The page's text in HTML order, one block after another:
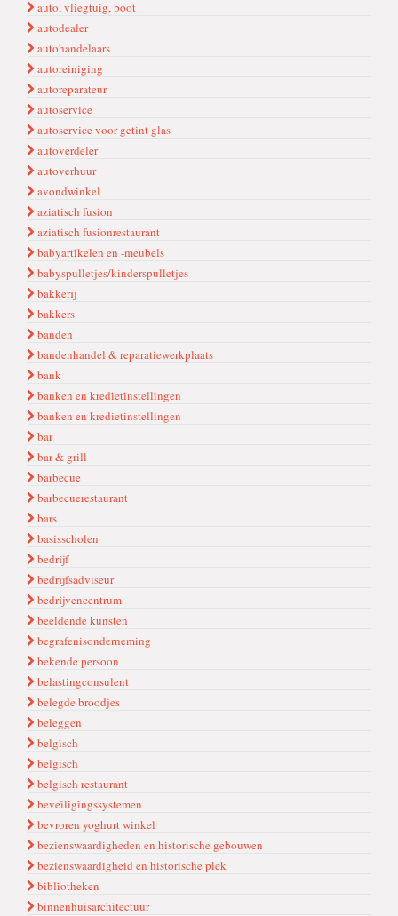
auto, vliegtuig, boot
autodealer
autohandelaars
autoreiniging
autoreparateur
autoservice
autoservice voor getint glas
autoverdeler
autoverhuur
avondwinkel
aziatisch fusion
aziatisch fusionrestaurant
babyarti̇kelen en -meubels
babyspulletjes/kinderspulletjes
bakkerij
bakkers
banden
bandenhandel & reparatiewerkplaats
bank
banken en kredi̇eti̇nstelli̇ngen
banken en kredietinstellingen
bar
bar & grill
barbecue
barbecuerestaurant
bars
basisscholen
bedrijf
bedrijfsadviseur
bedrijvencentrum
beeldende kunsten
begrafenisonderneming
bekende persoon
belastingconsulent
belegde broodjes
beleggen
belgi̇sch
belgisch
belgisch restaurant
bevei̇li̇gi̇ngssystemen
bevroren yoghurt winkel
bezienswaardigheden en historische gebouwen
bezienswaardigheid en historische plek
bi̇bli̇otheken
bi̇nnenhui̇sarchi̇tectuur